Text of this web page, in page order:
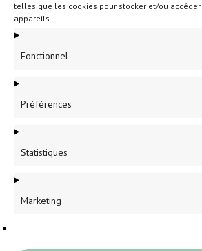
telles que les cookies pour stocker et/ou
appareils.
Fonctionnel
Préférences
Statistiques
Marketing
Partenaires et annonceurs locaux